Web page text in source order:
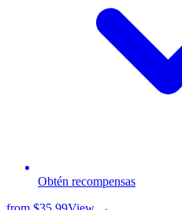
Obtén recompensas